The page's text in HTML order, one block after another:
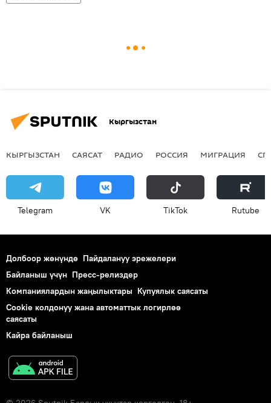
Кыргызстан
КЫРГЫЗСТАН САЯСАТ РАДИО РОССИЯ МИГРАЦИЯ
Telegram VK ТikТоk Rutube
Долбоор жөнүндө Пайдалануу эрежелери
Байланыш үчүн Пресс-релиздер
Компаниялардын жаңылыктары Купуялык саясаты
Cookie колдонуу жана автоматтык логирлөө
саясаты
Кайра байланыш